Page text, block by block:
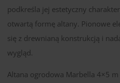
podkreśla jej estetyczny
otwartą formę altany. Pionowe
się z drewnianą konstrukcją i
wygląd.
Altana ogrodowa Marbella 4×5